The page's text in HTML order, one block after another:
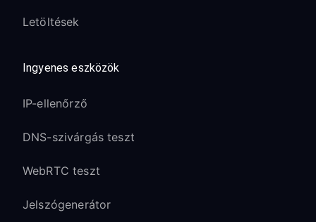
Letöltések
Ingyenes eszközök
IP-ellenőrző
DNS-szivárgás teszt
WebRTC teszt
Jelszógenerátor